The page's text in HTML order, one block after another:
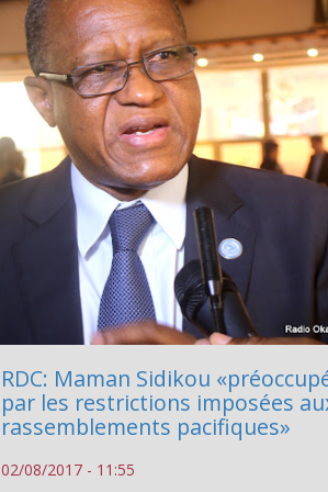
RDC: Maman Sidikou
par les restrictions imposées
rassemblements pacifiques»
02/08/2017 - 11:55